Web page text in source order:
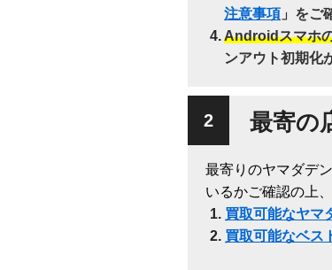
注意事項 」をご
Androidスマホ
ンアウト初期化
最寄の
最寄りのヤマダデ
いるかご確認の上
買取可能なヤマ
買取可能なベス